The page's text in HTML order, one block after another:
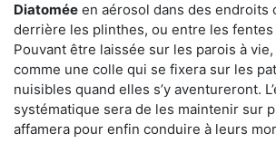
Diatomée en aérosol dans des endroits
derrière les plinthes, ou entre les fentes
Pouvant être laissée sur les parois à
comme une colle qui se fixera sur les
nuisibles quand elles s’y aventureront.
systématique sera de les maintenir sur
affamera pour enfin conduire à leurs